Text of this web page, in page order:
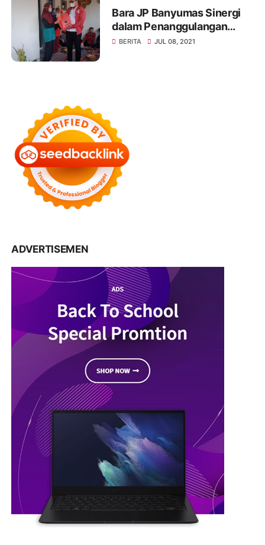
Bara JP Banyumas Sinergi
dalam Penanggulangan
Penyebaran COVID-19
BERITA JUL 08, 2021
ADVERTISEMEN